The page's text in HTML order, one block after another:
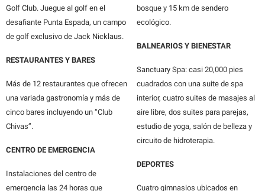
Golf Club. Juegue al golf en el
desafiante Punta Espada, un campo
de golf exclusivo de Jack Nicklaus.
RESTAURANTES Y BARES
Más de 12 restaurantes que ofrecen
una variada gastronomía y más de
cinco bares incluyendo un “Club
Chivas”.
CENTRO DE EMERGENCIA
Instalaciones del centro de
emergencia las 24 horas que
bosque y 15 km de sendero
ecológico.
BALNEARIOS Y BIENESTAR
Sanctuary Spa: casi 20,000 pies
cuadrados con una suite de spa
interior, cuatro suites de masajes al
aire libre, dos suites para parejas,
estudio de yoga, salón de belleza y
circuito de hidroterapia.
DEPORTES
Cuatro gimnasios ubicados en